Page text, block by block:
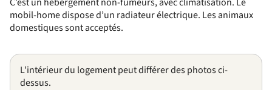
mobil-home dispose d’un radiateur électrique. Les animaux
domestiques sont acceptés.
L'intérieur du logement peut différer des photos ci-
dessus.